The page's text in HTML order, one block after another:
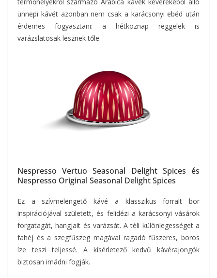
ünnepi kávét azonban nem csak a karácsonyi ebéd után
érdemes fogyasztani: a hétköznap reggelek is
varázslatosak lesznek tőle.
Nespresso Vertuo Seasonal Delight Spices és
Nespresso Original Seasonal Delight Spices
Ez a szívmelengető kávé a klasszikus forralt bor
inspirációjával született, és felidézi a karácsonyi vásárok
forgatagát, hangjait és varázsát. A téli különlegességet a
fahéj és a szegfűszeg magával ragadó fűszeres, boros
íze teszi teljessé. A kísérletező kedvű kávérajongók
biztosan imádni fogják.